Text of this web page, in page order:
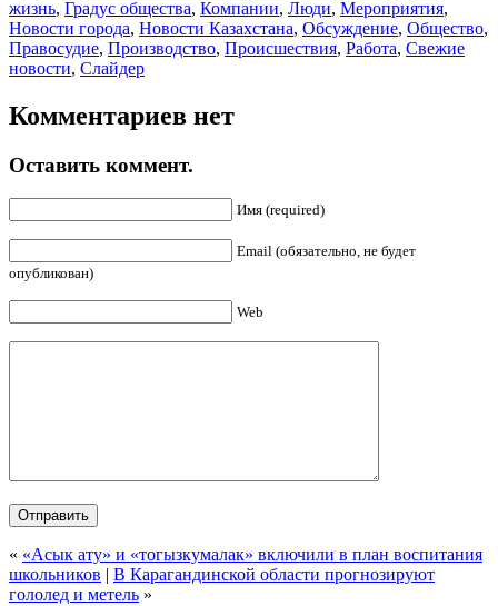
жизнь, Градус общества, Компании, Люди, Мероприятия,
Новости города, Новости Казахстана, Обсуждение, Общество,
Правосудие, Производство, Происшествия, Работа, Свежие
новости, Слайдер
Комментариев нет
Оставить коммент.
Имя (required)
Email (обязательно, не будет
опубликован)
Web
« «Асык ату» и «тогызкумалак» включили в план воспитания
школьников | В Карагандинской области прогнозируют
гололед и метель »